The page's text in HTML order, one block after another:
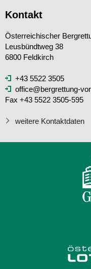
Kontakt
Österreichischer
Leusbündtweg 38
6800 Feldkirch
+43 5522 3505
office@bergrettung-
Fax +43 5522 3505-595
weitere Kontaktdaten